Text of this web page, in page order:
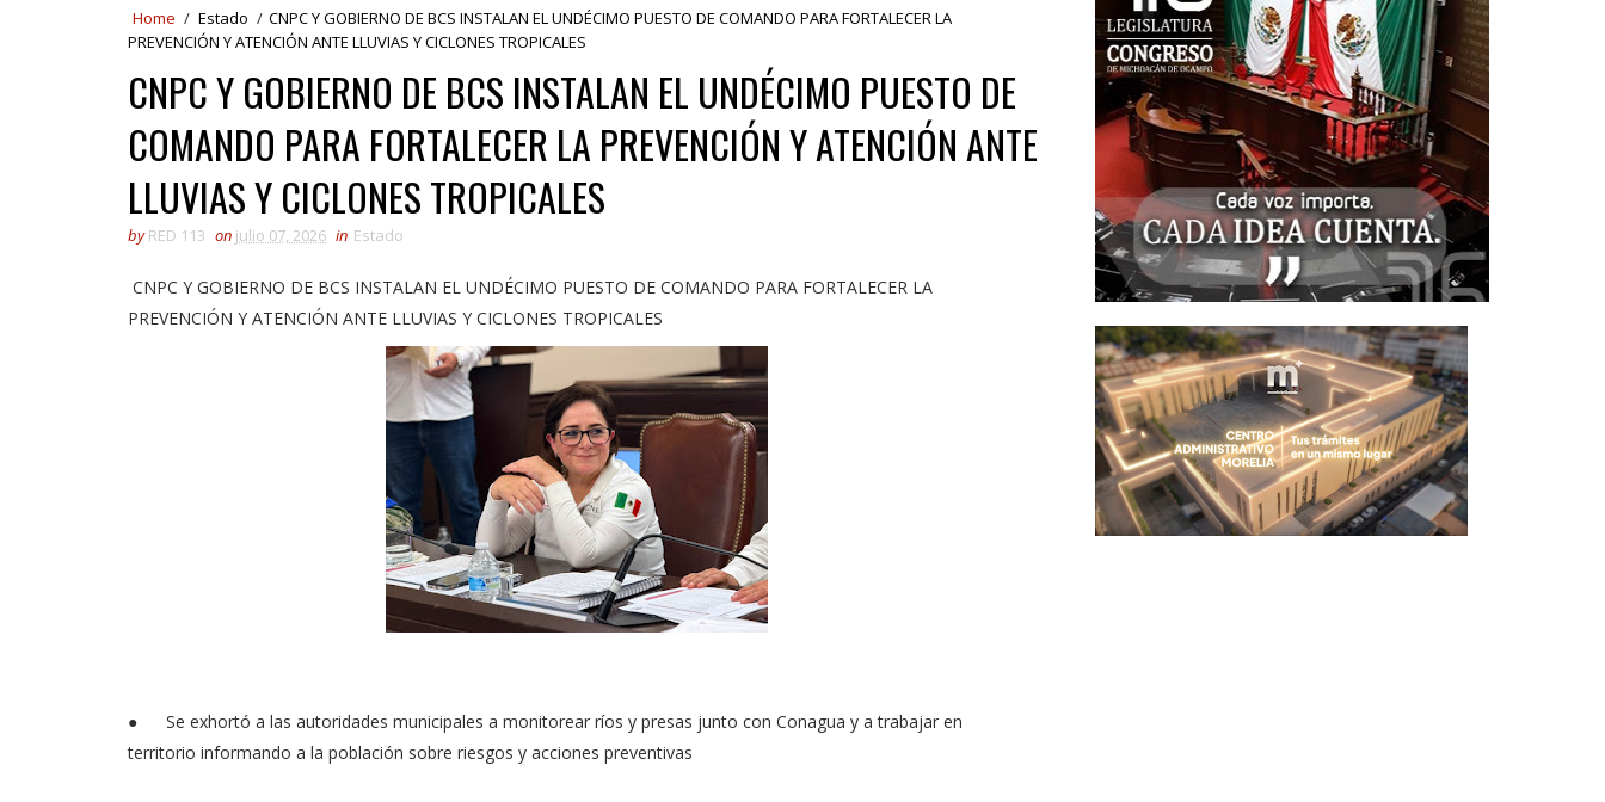
Home / Estado / CNPC Y GOBIERNO DE BCS INSTALAN EL UNDÉCIMO PUESTO DE COMANDO PARA FORTALECER LA
PREVENCIÓN Y ATENCIÓN ANTE LLUVIAS Y CICLONES TROPICALES
CNPC Y GOBIERNO DE BCS INSTALAN EL UNDÉCIMO PUESTO DE
COMANDO PARA FORTALECER LA PREVENCIÓN Y ATENCIÓN ANTE
LLUVIAS Y CICLONES TROPICALES
by RED 113 on julio 07, 2026 in Estado
CNPC Y GOBIERNO DE BCS INSTALAN EL UNDÉCIMO PUESTO DE COMANDO PARA FORTALECER LA
PREVENCIÓN Y ATENCIÓN ANTE LLUVIAS Y CICLONES TROPICALES
●
Se exhortó a las autoridades municipales a monitorear ríos y presas junto con Conagua y a trabajar en
territorio informando a la población sobre riesgos y acciones preventivas